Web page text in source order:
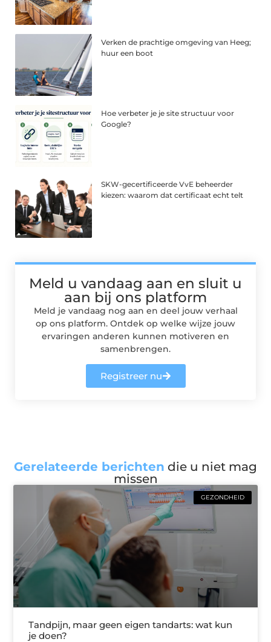
Verken de prachtige omgeving van Heeg;
huur een boot
Hoe verbeter je je site structuur voor
Google?
SKW-gecertificeerde VvE beheerder
kiezen: waarom dat certificaat echt telt
Meld u vandaag aan en sluit u
aan bij ons platform
Meld je vandaag nog aan en deel jouw verhaal
op ons platform. Ontdek op welke wijze jouw
ervaringen anderen kunnen motiveren en
samenbrengen.
Registreer nu
Gerelateerde berichten die u niet mag
missen
GEZONDHEID
Tandpijn, maar geen eigen tandarts: wat kun
je doen?